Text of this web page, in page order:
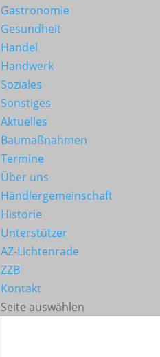
Gastronomie
Gesundheit
Handel
Handwerk
Soziales
Sonstiges
Aktuelles
Baumaßnahmen
Termine
Über uns
Händlergemeinschaft
Historie
Unterstützer
AZ-Lichtenrade
ZZB
Kontakt
Seite auswählen